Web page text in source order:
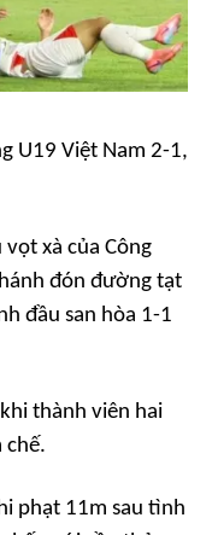
U19 Việt Nam 2-1,
xà của Công
đón đường tạt
đầu san hòa 1-1
thành viên hai
chế.
phạt 11m sau tình